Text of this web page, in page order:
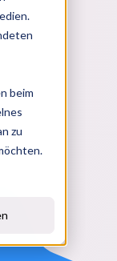
beim
zu